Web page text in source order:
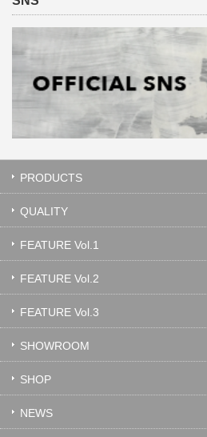
PRODUCTS
QUALITY
FEATURE Vol.1
FEATURE Vol.2
FEATURE Vol.3
SHOWROOM
SHOP
NEWS